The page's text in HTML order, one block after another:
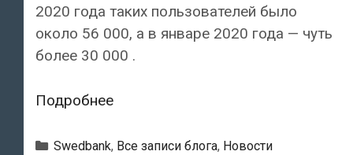
2020 года таких пользователей было
около 56 000, а в январе 2020 года — чуть
более 30 000 .
ПодробнееВ
резко
Рубрики
Swedbank, Все записи блога, Новости